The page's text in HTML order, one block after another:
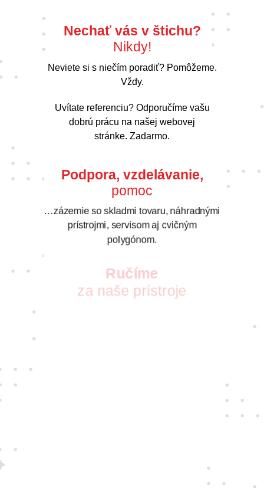
Nechať vás v štichu?
Nikdy!
Neviete si s niečím poradiť? Pomôžeme.
Vždy.
Uvítate referenciu? Odporučíme vašu
dobrú prácu na našej webovej
stránke. Zadarmo.
Podpora, vzdelávanie,
pomoc
…zázemie so skladmi tovaru, náhradnými
prístrojmi, servisom aj cvičným
polygónom.
Ručíme
za naše prístroje